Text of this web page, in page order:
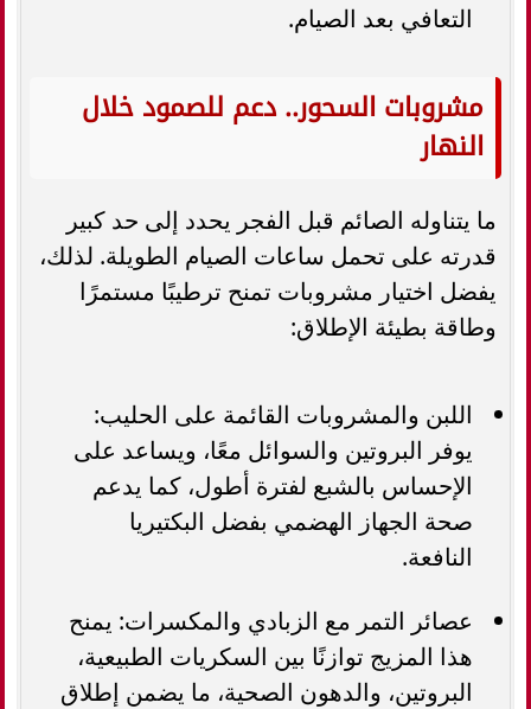
التعافي بعد الصيام.
مشروبات السحور.. دعم للصمود خلال
النهار
ما يتناوله الصائم قبل الفجر يحدد إلى حد كبير
قدرته على تحمل ساعات الصيام الطويلة. لذلك،
يفضل اختيار مشروبات تمنح ترطيبًا مستمرًا
وطاقة بطيئة الإطلاق:
اللبن والمشروبات القائمة على الحليب:
يوفر البروتين والسوائل معًا، ويساعد على
الإحساس بالشبع لفترة أطول، كما يدعم
صحة الجهاز الهضمي بفضل البكتيريا
النافعة.
عصائر التمر مع الزبادي والمكسرات: يمنح
هذا المزيج توازنًا بين السكريات الطبيعية،
البروتين، والدهون الصحية، ما يضمن إطلاق